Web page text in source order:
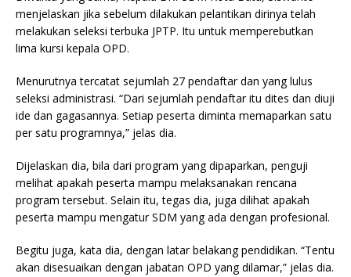
menjelaskan jika sebelum dilakukan pelantikan dirinya telah
melakukan seleksi terbuka JPTP. Itu untuk memperebutkan
lima kursi kepala OPD.
Menurutnya tercatat sejumlah 27 pendaftar dan yang lulus
seleksi administrasi. “Dari sejumlah pendaftar itu dites dan diuji
ide dan gagasannya. Setiap peserta diminta memaparkan satu
per satu programnya,” jelas dia.
Dijelaskan dia, bila dari program yang dipaparkan, penguji
melihat apakah peserta mampu melaksanakan rencana
program tersebut. Selain itu, tegas dia, juga dilihat apakah
peserta mampu mengatur SDM yang ada dengan profesional.
Begitu juga, kata dia, dengan latar belakang pendidikan. “Tentu
akan disesuaikan dengan jabatan OPD yang dilamar,” jelas dia.